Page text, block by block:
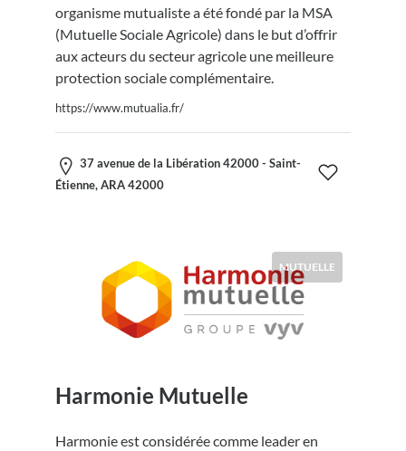
organisme mutualiste a été fondé par la MSA
(Mutuelle Sociale Agricole) dans le but d’offrir
aux acteurs du secteur agricole une meilleure
protection sociale complémentaire.
https://www.mutualia.fr/
37 avenue de la Libération 42000 - Saint-
Étienne, ARA 42000
MUTUELLE
Harmonie Mutuelle
Harmonie est considérée comme leader en